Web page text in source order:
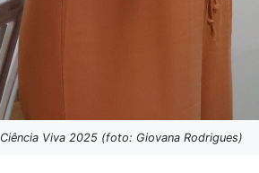
Ciência Viva 2025 (foto: Giovana Rodrigues)